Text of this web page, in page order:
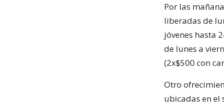
Por las
liberadas de
jóvenes hasta
de lunes a
(2x$500 con
Otro
ubicadas en el